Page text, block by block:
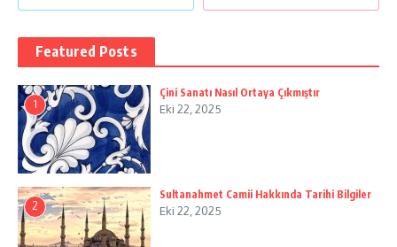
Featured Posts
1
Çini Sanatı Nasıl Ortaya Çıkmıştır
Eki 22, 2025
2
Sultanahmet Camii Hakkında Tarihi Bilgiler
Eki 22, 2025